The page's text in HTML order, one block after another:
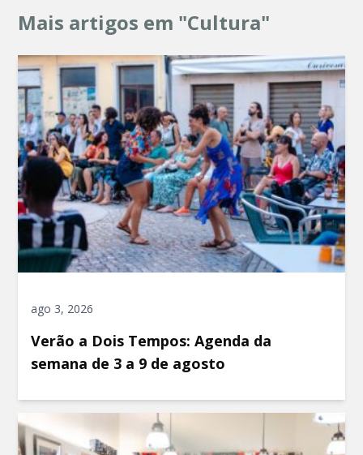
Mais artigos em "Cultura"
ago 3, 2026
Verão a Dois Tempos: Agenda da
semana de 3 a 9 de agosto